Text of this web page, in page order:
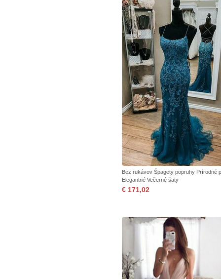
Bez rukávov Špagety popruhy Prírodné
Elegantné Večerné šaty
€ 171,02